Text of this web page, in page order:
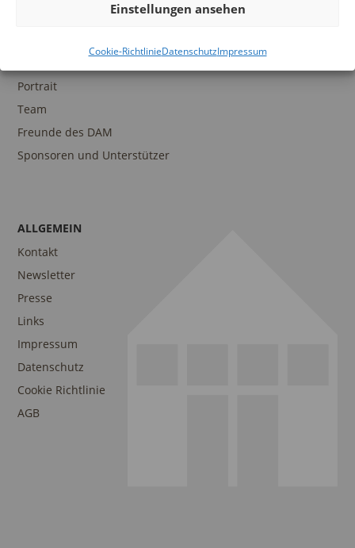
Einstellungen ansehen
Cookie-RichtlinieDatenschutzImpressum
Portrait
Team
Freunde des DAM
Sponsoren und Unterstützer
ALLGEMEIN
Kontakt
Newsletter
Presse
Links
Impressum
Datenschutz
Cookie Richtlinie
AGB